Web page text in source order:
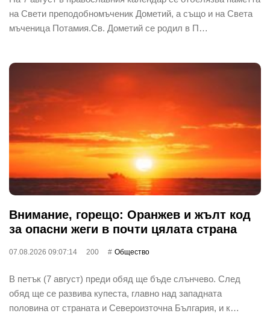
на Свети преподобномъченик Дометий, а също и на Света
мъченица Потамия.Св. Дометий се родил в П…
Внимание, горещо: Оранжев и жълт код
за опасни жеги в почти цялата страна
07.08.2026 09:07:14 200 Общество
В петък (7 август) преди обяд ще бъде слънчево. След
обяд ще се развива купеста, главно над западната
половина от страната и Североизточна България, и к…